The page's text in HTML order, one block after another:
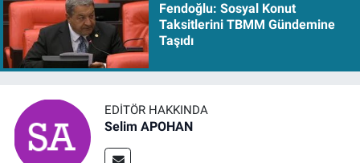
Fendoğlu: Sosyal Konut
Taksitlerini TBMM Gündemine
Taşıdı
EDITÖR HAKKINDA
Selim APOHAN